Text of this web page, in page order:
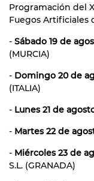
Programación del
Fuegos Artificiales
- Sábado 19 de
(MURCIA)
- Domingo 20 de
(ITALIA)
- Lunes 21 de
- Martes 22 de
- Miércoles 23 de
S.L. (GRANADA)